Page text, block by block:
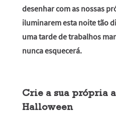
desenhar com as nossas
iluminarem esta noite tão
uma tarde de trabalhos
nunca esquecerá.
Crie a sua própria
Halloween